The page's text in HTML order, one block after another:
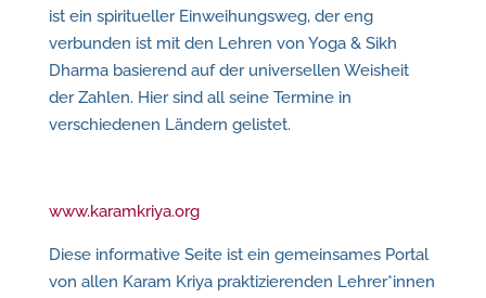
ist ein spiritueller Einweihungsweg, der eng
verbunden ist mit den Lehren von Yoga & Sikh
Dharma basierend auf der universellen Weisheit
der Zahlen. Hier sind all seine Termine in
verschiedenen Ländern gelistet.
www.karamkriya.org
Diese informative Seite ist ein gemeinsames Portal
von allen Karam Kriya praktizierenden Lehrer*innen